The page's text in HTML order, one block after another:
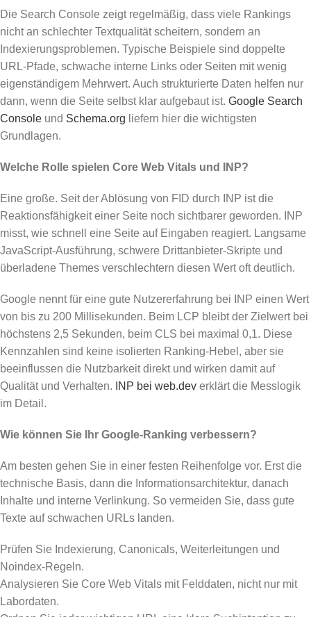
Die Search Console zeigt regelmäßig, dass viele Rankings
nicht an schlechter Textqualität scheitern, sondern an
Indexierungsproblemen. Typische Beispiele sind doppelte
URL-Pfade, schwache interne Links oder Seiten mit wenig
eigenständigem Mehrwert. Auch strukturierte Daten helfen nur
dann, wenn die Seite selbst klar aufgebaut ist. Google Search
Console und Schema.org liefern hier die wichtigsten
Grundlagen.
Welche Rolle spielen Core Web Vitals und INP?
Eine große. Seit der Ablösung von FID durch INP ist die
Reaktionsfähigkeit einer Seite noch sichtbarer geworden. INP
misst, wie schnell eine Seite auf Eingaben reagiert. Langsame
JavaScript-Ausführung, schwere Drittanbieter-Skripte und
überladene Themes verschlechtern diesen Wert oft deutlich.
Google nennt für eine gute Nutzererfahrung bei INP einen Wert
von bis zu 200 Millisekunden. Beim LCP bleibt der Zielwert bei
höchstens 2,5 Sekunden, beim CLS bei maximal 0,1. Diese
Kennzahlen sind keine isolierten Ranking-Hebel, aber sie
beeinflussen die Nutzbarkeit direkt und wirken damit auf
Qualität und Verhalten.
INP bei web.dev erklärt die Messlogik
im Detail.
Wie können Sie Ihr Google-Ranking verbessern?
Am besten gehen Sie in einer festen Reihenfolge vor. Erst die
technische Basis, dann die Informationsarchitektur, danach
Inhalte und interne Verlinkung. So vermeiden Sie, dass gute
Texte auf schwachen URLs landen.
Prüfen Sie Indexierung, Canonicals, Weiterleitungen und
Noindex-Regeln.
Analysieren Sie Core Web Vitals mit Felddaten, nicht nur mit
Labordaten.